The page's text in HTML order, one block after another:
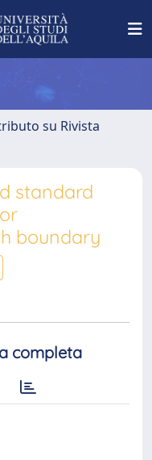
su Rivista
standard
boundary
completa